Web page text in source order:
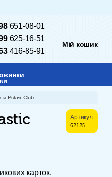
651-08-01
625-16-51
416-85-91
Мій кошик
Poker Club
Артикул
62125
карток.